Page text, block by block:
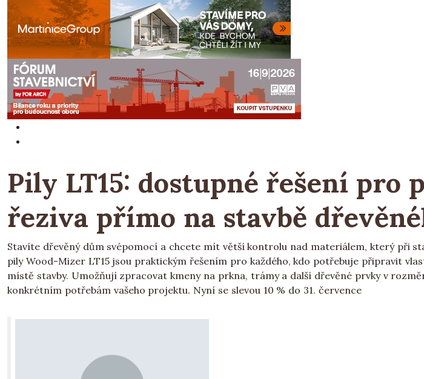
Pily LT15: dostupné řešení pro
řeziva přímo na stavbě
Stavíte dřevěný dům svépomocí a chcete mít větší kontrolu nad materiálem, který při
pily Wood-Mizer LT15 jsou praktickým řešením pro každého, kdo potřebuje připravit
místě stavby. Umožňují zpracovat kmeny na prkna, trámy a další dřevěné prvky v
konkrétním potřebám vašeho projektu. Nyní se slevou 10 % do 31. července